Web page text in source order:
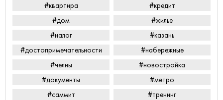
#квартира
#кредит
#дом
#жилье
#налог
#казань
#достопримечательности
#набережные
#челны
#новостройка
#документы
#метро
#саммит
#тренинг